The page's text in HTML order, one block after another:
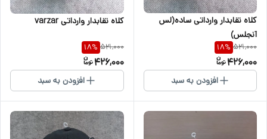
کلاه نقابدار وارداتی ساده(لس
آنجلس)
521,000
18%
426,000
افزودن به سبد
کلاه نقابدار وارداتی varzar
521,000
18%
426,000
افزودن به سبد